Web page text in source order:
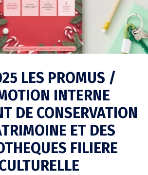
LES PROMUS /
INTERNE
DE CONSERVATION
ET DES
FILIERE